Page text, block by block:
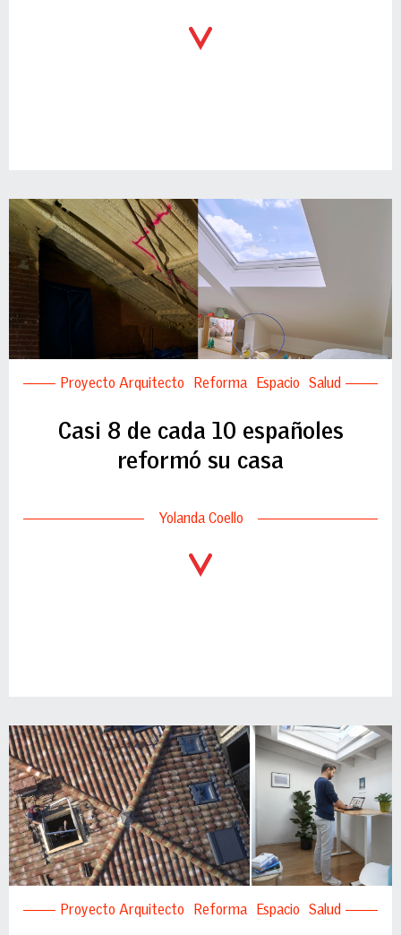
Proyecto Arquitecto Reforma Espacio Salud
Casi 8 de cada 10 españoles
reformó su casa
Yolanda Coello
Proyecto Arquitecto Reforma Espacio Salud